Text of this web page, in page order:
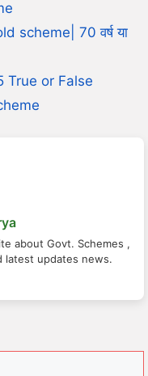
scheme| 70 वर्ष या
True or False
about Govt. Schemes ,
latest updates news.